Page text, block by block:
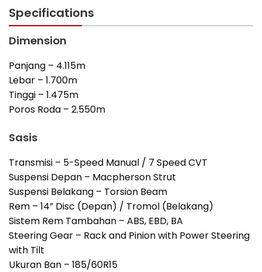
Specifications
Dimension
Panjang – 4.115m
Lebar – 1.700m
Tinggi – 1.475m
Poros Roda – 2.550m
Sasis
Transmisi – 5-Speed Manual / 7 Speed CVT
Suspensi Depan – Macpherson Strut
Suspensi Belakang – Torsion Beam
Rem – 14” Disc (Depan) / Tromol (Belakang)
Sistem Rem Tambahan – ABS, EBD, BA
Steering Gear – Rack and Pinion with Power Steering
with Tilt
Ukuran Ban – 185/60R15